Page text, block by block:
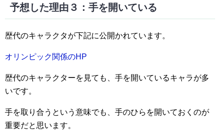
予想した理由３：手を開いている
歴代のキャラクタが下記に公開かれています。
オリンピック関係のHP
歴代のキャラクターを見ても、手を開いているキャラが多
いです。
手を取り合うという意味でも、手のひらを開いておくのが
重要だと思います。